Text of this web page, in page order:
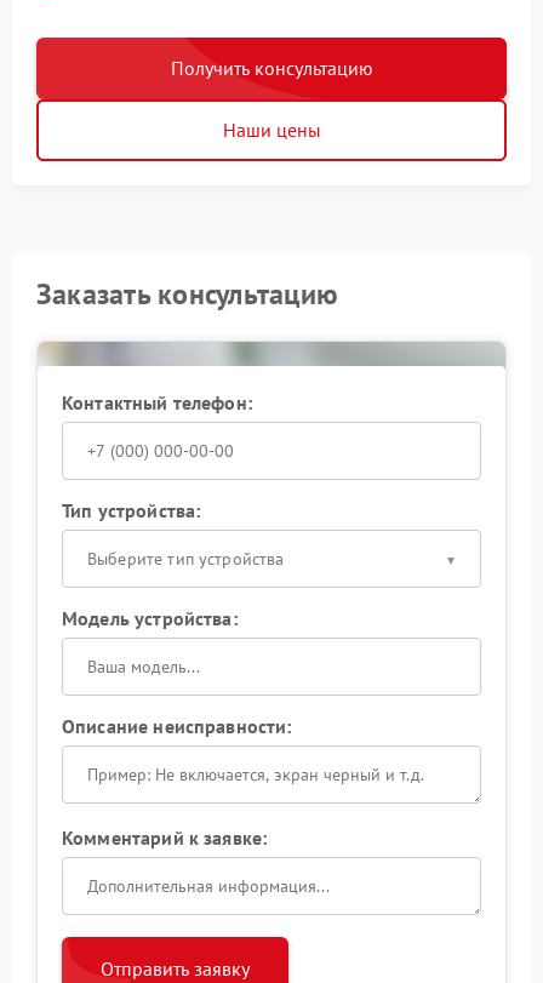
Получить консультацию
Наши цены
Заказать консультацию
Контактный телефон:
Тип устройства:
Выберите тип устройства
Модель устройства:
Описание неисправности:
Комментарий к заявке:
Отправить заявку